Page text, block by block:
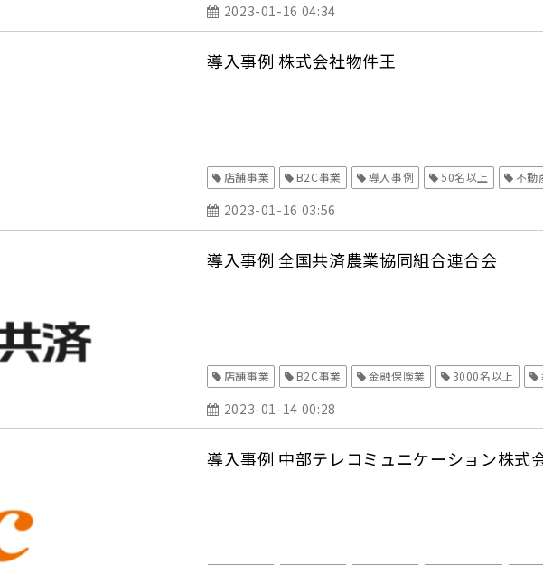
2023-01-16 04:34
導入事例 株式会社物件王
店舗事業 B2C事業 導入事例 50名以上 不動
2023-01-16 03:56
導入事例 全国共済農業協同組合連合会
店舗事業 B2C事業 金融保険業 3000名以上
2023-01-14 00:28
導入事例 中部テレコミュニケーション株式